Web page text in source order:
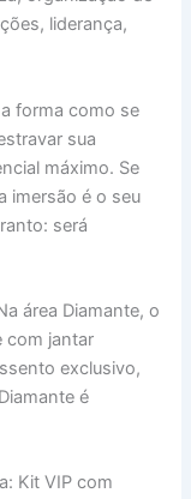
liderança,
forma como se
sua
máximo. Se
imersão é o seu
será
área Diamante, o
com jantar
exclusivo,
é
Kit VIP com